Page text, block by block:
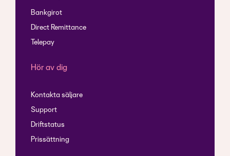
Bankgirot
Direct Remittance
Telepay
Hör av dig
Kontakta säljare
Support
Driftstatus
Prissättning